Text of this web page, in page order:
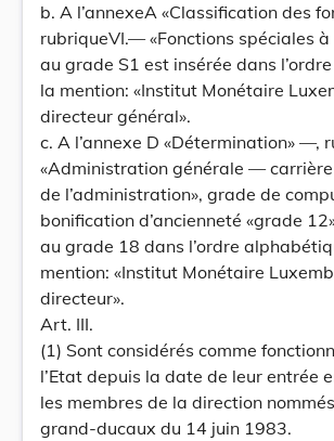
b. A l’annexeA «Classification des
rubriqueVI.— «Fonctions spéciales à
au grade S1 est insérée dans
la mention: «Institut Monétaire
directeur général».
c. A l’annexe D «Détermination» —,
«Administration générale —
de l’administration», grade de
bonification d’ancienneté «grade
au grade 18 dans l’ordre
mention: «Institut Monétaire
directeur».
Art. III.
(1) Sont considérés comme
l’Etat depuis la date de leur entrée
les membres de la direction
grand-ducaux du 14 juin 1983.